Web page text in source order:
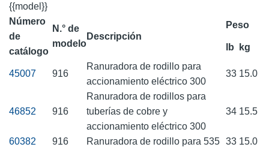
{{model}}
Número
de
catálogo
N.° de
modelo
Descripción
Peso
lb kg
45007 916
Ranuradora de rodillo para
accionamiento eléctrico 300
33 15.0
46852 916
Ranuradora de rodillos para
tuberías de cobre y
accionamiento eléctrico 300
34 15.5
60382 916 Ranuradora de rodillo para 535 33 15.0